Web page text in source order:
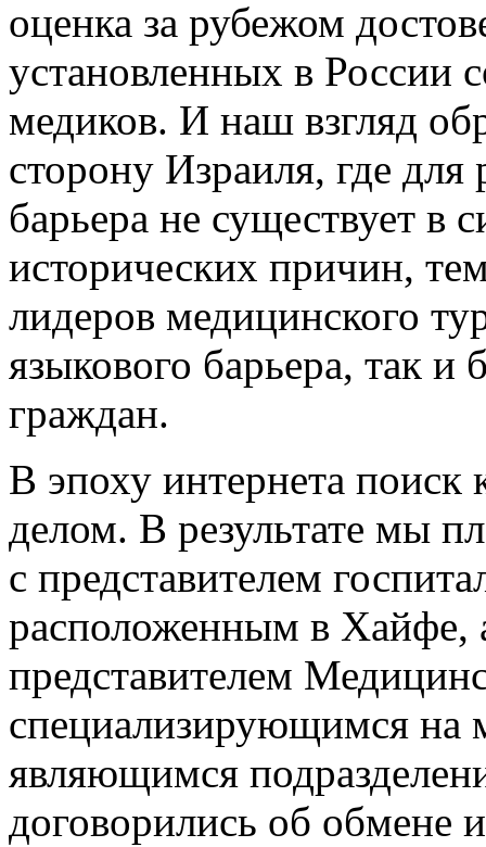
оценка за рубежом
установленных в России
медиков. И наш взгляд
сторону Израиля, где
барьера не существует в
исторических причин,
лидеров медицинского
языкового барьера, так и
граждан.
В эпоху интернета поиск
делом. В результате мы
с представителем
расположенным в Хайфе,
представителем
специализирующимся на
являющимся
договорились об обмене